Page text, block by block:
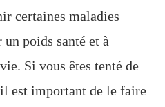
certaines maladies
poids santé et à
Si vous êtes tenté de
est important de le faire